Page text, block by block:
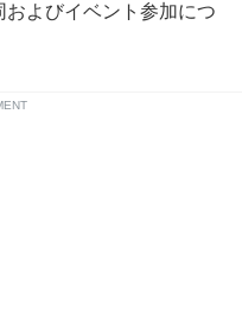
よびイベント参加につ